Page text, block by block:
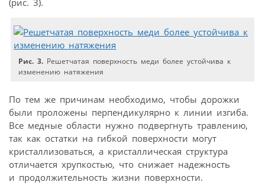
Рис. 3. Решетчатая поверхность меди более устойчива к
изменению натяжения
По тем же причинам необходимо, чтобы дорожки
были проложены перпендикулярно к линии изгиба.
Все медные области нужно подвергнуть травлению,
так как остатки на гибкой поверхности могут
кристаллизоваться, а кристаллическая структура
отличается хрупкостью, что снижает надежность
и продолжительность жизни поверхности.